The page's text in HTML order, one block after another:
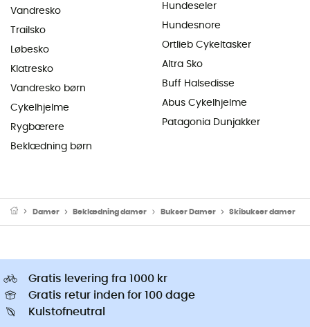
Vandresko
Trailsko
Løbesko
Klatresko
Vandresko børn
Cykelhjelme
Rygbærere
Beklædning børn
Hundeseler
Hundesnore
Ortlieb Cykeltasker
Altra Sko
Buff Halsedisse
Abus Cykelhjelme
Patagonia Dunjakker
Damer Beklædning damer Bukser Damer Skibukser damer
Gratis levering fra 1000 kr
Gratis retur inden for 100 dage
Kulstofneutral